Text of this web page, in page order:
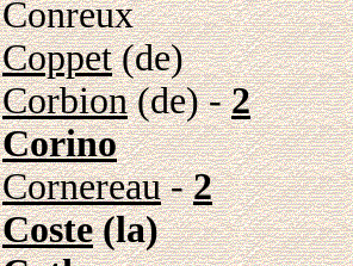
Conreux
Coppet(de)
Corbion(de) -2
Corino
Cornereau-2
Coste(la)